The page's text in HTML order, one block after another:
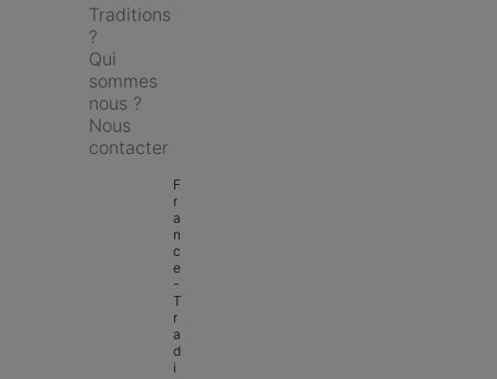
Traditions
?
Qui
sommes
nous ?
Nous
contacter
F
r
a
n
c
e
-
T
r
a
d
i